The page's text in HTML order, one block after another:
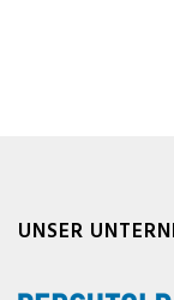
UNSER